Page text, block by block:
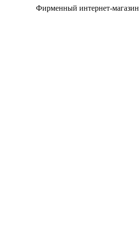
Фирменный интернет-магазин